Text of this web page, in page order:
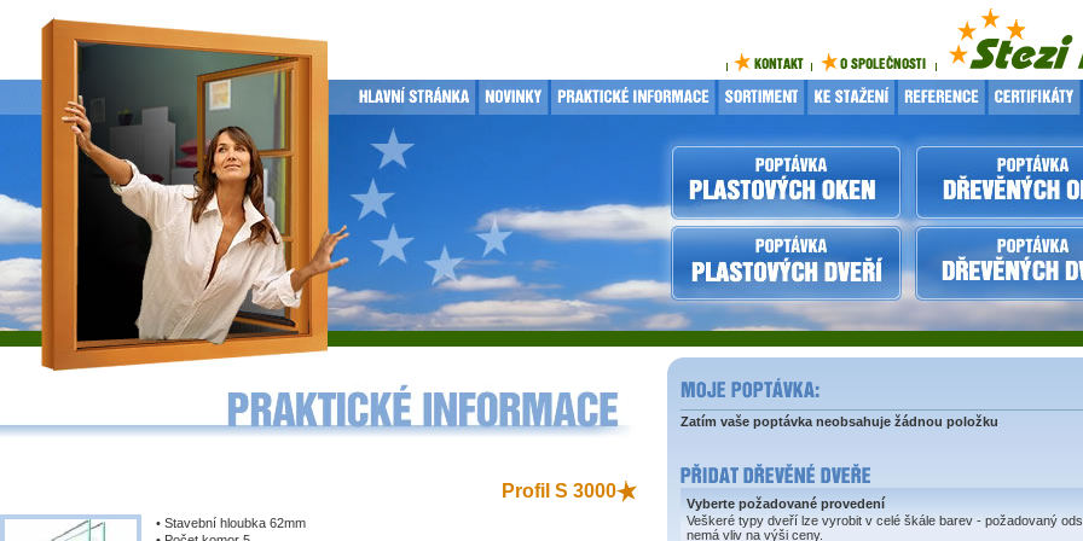
Profil S 3000
• Stavební hloubka 62mm
Zatím vaše poptávka neobsahuje žádnou položku
Vyberte požadované provedení
Veškeré typy dveří lze vyrobit v celé škále barev - požadovaný
nemá vliv na výši ceny.